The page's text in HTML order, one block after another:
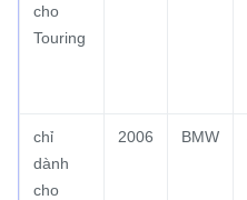
cho
Touring
chỉ
dành
cho
2006 BMW